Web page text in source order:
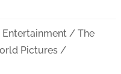
/ The
Pictures /